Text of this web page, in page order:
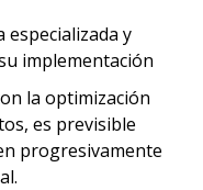
y
implementación
la optimización
es previsible
progresivamente